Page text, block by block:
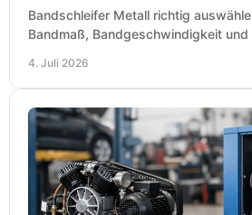
Bandschleifer Metall richtig
Bandmaß, Bandgeschwindigkeit
4. Juli 2026